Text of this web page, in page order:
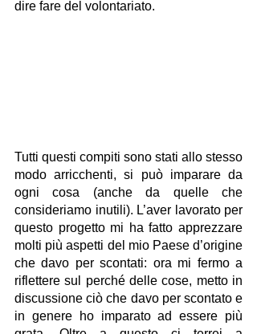
dire fare del volontariato.
Tutti questi compiti sono stati allo stesso
modo arricchenti, si può imparare da
ogni cosa (anche da quelle che
consideriamo inutili). L’aver lavorato per
questo progetto mi ha fatto apprezzare
molti più aspetti del mio Paese d’origine
che davo per scontati: ora mi fermo a
riflettere sul perché delle cose, metto in
discussione ciò che davo per scontato e
in genere ho imparato ad essere più